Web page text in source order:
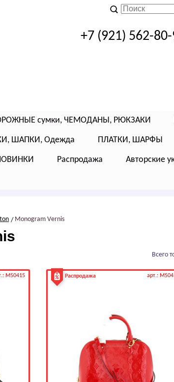
+7 (921) 562-
сумки, ЧЕМОДАНЫ, РЮКЗАКИ
ШАПКИ, Одежда ПЛАТКИ, ШАРФЫ
Распродажа Авторские
Моnоgrаm Vеrnis
Всего
M50415 Распродажа арт.: